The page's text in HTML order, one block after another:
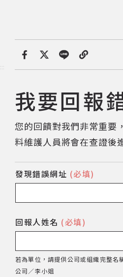
區
首頁 我要回報錯誤
:::
我要回報
您的回饋對我們非常重要
料維護人員將會在查證後
發現錯誤網址 (必填)
回報人姓名 (必填)
若為單位，請提供公司或組織完整名
公司／李小姐
首頁
音樂資料庫
音樂人口述歷史
數位典藏
專文專區
關於資料庫